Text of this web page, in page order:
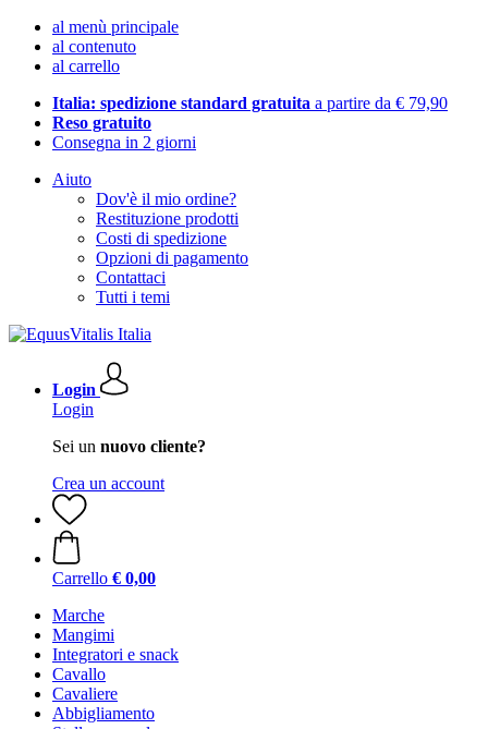
al menù principale
al contenuto
al carrello
Italia: spedizione standard gratuita a partire da € 79,90
Reso gratuito
Consegna in 2 giorni
Aiuto
Dov'è il mio ordine?
Restituzione prodotti
Costi di spedizione
Opzioni di pagamento
Contattaci
Tutti i temi
Login
Login
Sei un nuovo cliente?
Crea un account
Carrello € 0,00
Marche
Mangimi
Integratori e snack
Cavallo
Cavaliere
Abbigliamento